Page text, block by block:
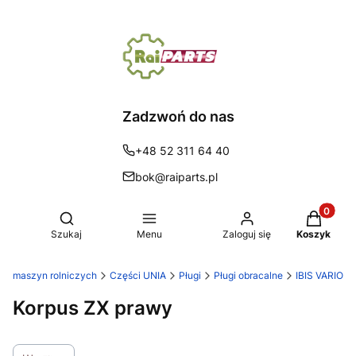
Zadzwoń do nas
+48 52 311 64 40
bok@raiparts.pl
Otwórz wyszukiwarkę
Szukaj Menu Zaloguj się Koszyk
maszyn rolniczych Części UNIA Pługi Pługi obracalne IBIS VARIO
Korpus ZX prawy